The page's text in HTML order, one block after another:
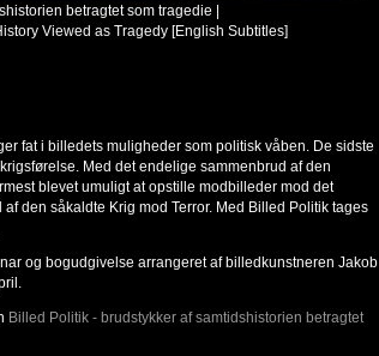
betragtet som tragedie |
Viewed as Tragedy [English Subtitles]
fat i billedets muligheder som politisk våben. De sidste
Med det endelige sammenbrud af den
blevet umuligt at opstille modbilleder mod det
den såkaldte Krig mod Terror. Med Billed Politik tages
og bogudgivelse arrangeret af billedkunstneren Jakob
Billed Politik - brudstykker af samtidshistorien betragtet